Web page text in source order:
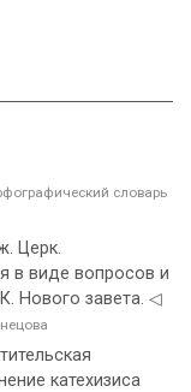
словарь
Церк.
в виде вопросов и
Нового завета. ◁
катехизиса